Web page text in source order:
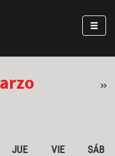
»
JUE VIE
SÁB